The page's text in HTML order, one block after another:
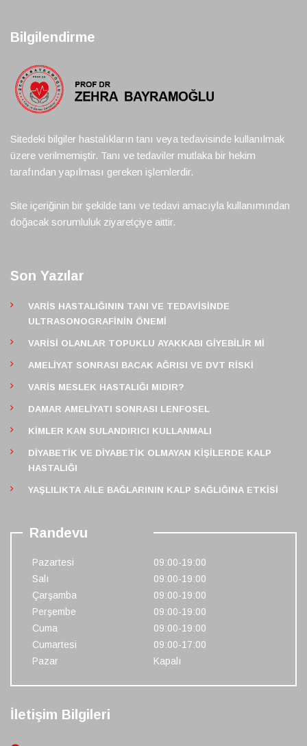
Bilgilendirme
Sitedeki bilgiler hastalıkların tanı veya tedavisinde kullanılmak
üzere verilmemiştir. Tanı ve tedaviler mutlaka bir hekim
tarafından yapılması gereken işlemlerdir.
Site içeriğinin bir şekilde tanı ve tedavi amacıyla kullanımından
doğacak sorumluluk ziyaretçiye aittir.
Son Yazılar
VARIS HASTALIĞININ TANI VE TEDAVISINDE
ULTRASONOGRAFININ ÖNEMI
VARISI OLANLAR TOPUKLU AYAKKABI GIYEBILIR MI
AMELIYAT SONRASI BACAK AĞRISI VE DVT RISKI
VARIS MESLEK HASTALIĞI MIDIR?
DAMAR AMELIYATI SONRASI LENFOSEL
KIMLER KAN SULANDIRICI KULLANMALI
DIYABETIK VE DIYABETIK OLMAYAN KIŞILERDE KALP
HASTALIĞI
YAŞLILIKTA AILE BAĞLARININ KALP SAĞLIĞINA ETKISI
Randevu
Pazartesi
09:00-19:00
Salı
09:00-19:00
Çarşamba
09:00-19:00
Perşembe
09:00-19:00
Cuma
09:00-19:00
Cumartesi
09:00-17:00
Pazar
Kapalı
İletişim Bilgileri